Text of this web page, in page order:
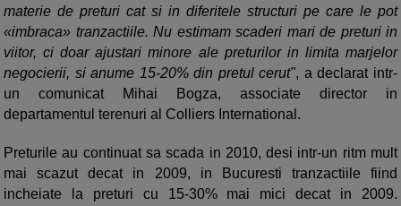
materie de preturi cat si in diferitele structuri pe care le pot
«imbraca» tranzactiile. Nu estimam scaderi mari de preturi in
viitor, ci doar ajustari minore ale preturilor in limita marjelor
negocierii, si anume 15-20% din pretul cerut", a declarat intr-
un comunicat Mihai Bogza, associate director in
departamentul terenuri al Colliers International.
Preturile au continuat sa scada in 2010, desi intr-un ritm mult
mai scazut decat in 2009, in Bucuresti tranzactiile fiind
incheiate la preturi cu 15-30% mai mici decat in 2009.